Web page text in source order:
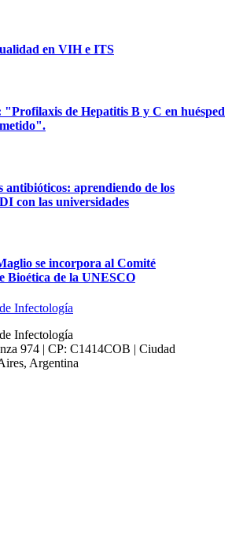
en VIH e ITS
de Hepatitis B y C en huésped
antibióticos: aprendiendo de los
con las universidades
se incorpora al Comité
Bioética de la UNESCO
Infectología
974 | CP: C1414COB | Ciudad
Argentina